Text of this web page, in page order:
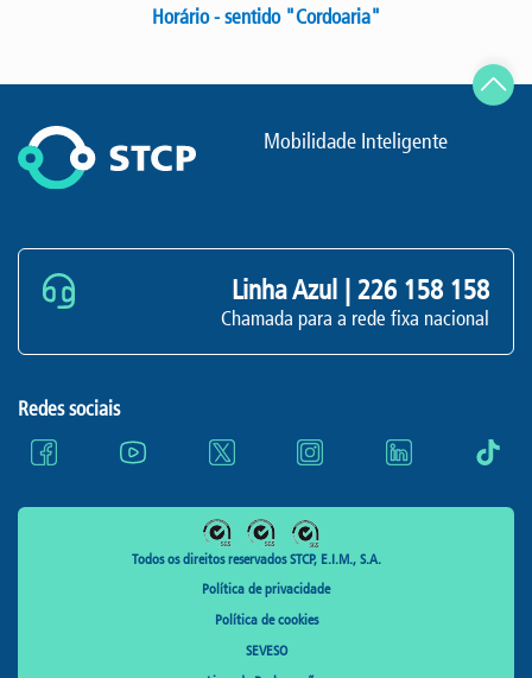
Horário - sentido "Cordoaria"
Mobilidade Inteligente
Linha Azul | 226 158 158
Chamada para a rede fixa nacional
Redes sociais
Todos os direitos reservados STCP, E.I.M., S.A.
Política de privacidade
Política de cookies
SEVESO